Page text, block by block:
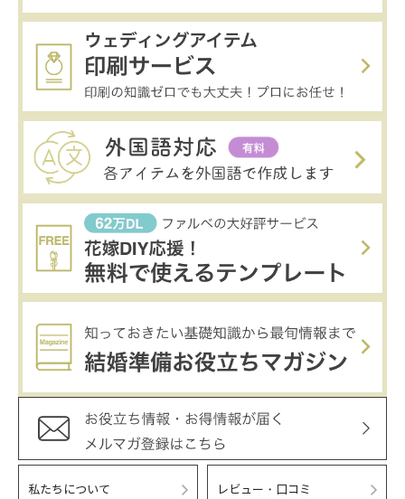
私たちについて レビュー・口コミ